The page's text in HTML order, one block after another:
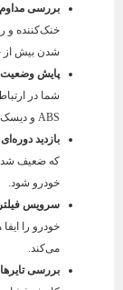
بررسی
خنک‌کننده و
شدن بیش از
پایش
شما در
ABS و دیسک‌های گران‌قیمت می‌شود.
بازدید
که ضعیف شدن
خودرو شود.
سرویس
خودرو را
می‌کند.
بررسی تایرها